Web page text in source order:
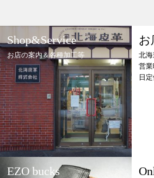
Shop&Service
お店の案内＆各種加工等
お
北
営
日
EZO bucks